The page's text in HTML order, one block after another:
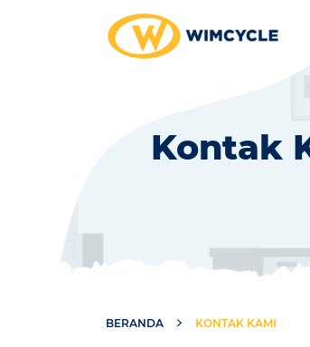
Kontak
BERANDA KONTAK KAMI